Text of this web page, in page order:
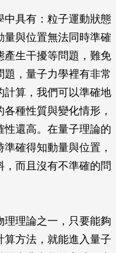
中具有：粒子運動狀態
與位置無法同時準確
產生干擾等問題，難免
，量子力學裡有非常
計算，我們可以準確地
種性質與變化情形，
還高。在量子理論的
確得知動量與位置，
而且沒有不準確的問
理論之一，只要能夠
方法，就能進入量子